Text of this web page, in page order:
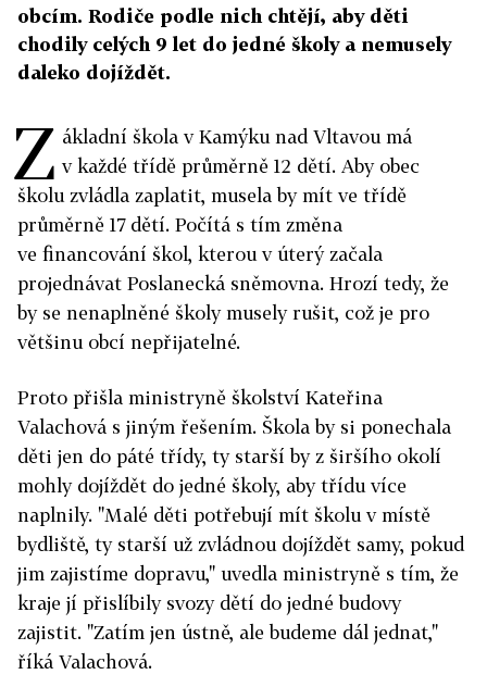
obcím. Rodiče podle nich chtějí, aby děti
chodily celých 9 let do jedné školy a nemusely
daleko dojíždět.
Z ákladní škola v Kamýku nad Vltavou má
v každé třídě průměrně 12 dětí. Aby obec
školu zvládla zaplatit, musela by mít ve třídě
průměrně 17 dětí. Počítá s tím změna
ve financování škol, kterou v úterý začala
projednávat Poslanecká sněmovna. Hrozí tedy, že
by se nenaplněné školy musely rušit, což je pro
většinu obcí nepřijatelné.
Proto přišla ministryně školství Kateřina
Valachová s jiným řešením. Škola by si ponechala
děti jen do páté třídy, ty starší by z širšího okolí
mohly dojíždět do jedné školy, aby třídu více
naplnily. "Malé děti potřebují mít školu v místě
bydliště, ty starší už zvládnou dojíždět samy, pokud
jim zajistíme dopravu," uvedla ministryně s tím, že
kraje jí přislíbily svozy dětí do jedné budovy
zajistit. "Zatím jen ústně, ale budeme dál jednat,"
říká Valachová.